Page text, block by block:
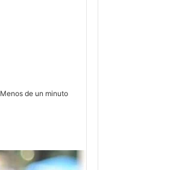
Menos de un minuto